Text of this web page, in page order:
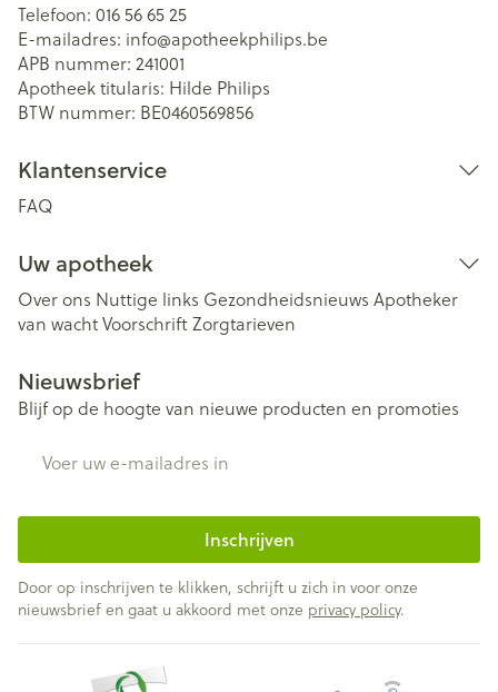
Telefoon: 016 56 65 25
E-mailadres: info@apotheekphilips.be
APB nummer: 241001
Apotheek titularis: Hilde Philips
BTW nummer: BE0460569856
Klantenservice
FAQ
Uw apotheek
Over ons Nuttige links Gezondheidsnieuws Apotheker
van wachtVoorschriftZorgtarieven
Nieuwsbrief
Blijf op de hoogte van nieuwe producten en promoties
Inschrijven
Door op inschrijven te klikken, schrijft u zich in voor onze
nieuwsbrief en gaat u akkoord met onze privacy policy.